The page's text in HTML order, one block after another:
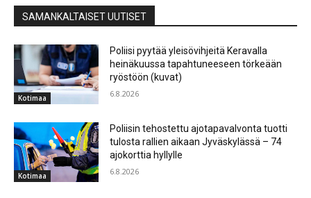
SAMANKALTAISET UUTISET
Kotimaa
Poliisi pyytää yleisövihjeitä Keravalla
heinäkuussa tapahtuneeseen törkeään
ryöstöön (kuvat)
6.8.2026
Kotimaa
Poliisin tehostettu ajotapavalvonta tuotti
tulosta rallien aikaan Jyväskylässä – 74
ajokorttia hyllylle
6.8.2026